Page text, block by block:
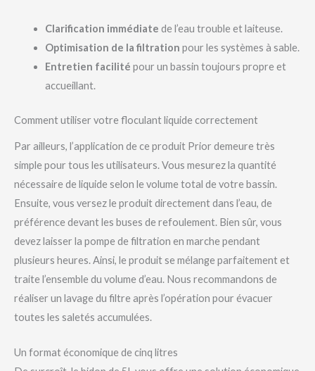
Clarification immédiate de l’eau trouble et laiteuse.
Optimisation de la filtration pour les systèmes à sable.
Entretien facilité pour un bassin toujours propre et
accueillant.
Comment utiliser votre floculant liquide correctement
Par ailleurs, l’application de ce produit Prior demeure très
simple pour tous les utilisateurs. Vous mesurez la quantité
nécessaire de liquide selon le volume total de votre bassin.
Ensuite, vous versez le produit directement dans l’eau, de
préférence devant les buses de refoulement. Bien sûr, vous
devez laisser la pompe de filtration en marche pendant
plusieurs heures. Ainsi, le produit se mélange parfaitement et
traite l’ensemble du volume d’eau. Nous recommandons de
réaliser un lavage du filtre après l’opération pour évacuer
toutes les saletés accumulées.
Un format économique de cinq litres